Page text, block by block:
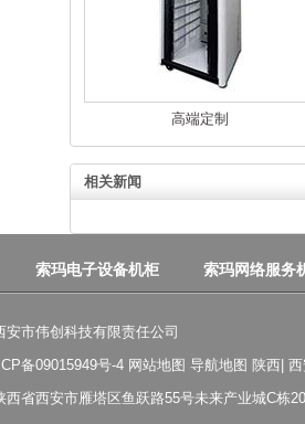
高端定制
相关新闻
索玛电子设备机柜 索玛网络服务
安市伟创科技有限责任公司
备09015949号-4 网站地图 导航地图 陕西
西省西安市雁塔区鱼跃路55号未来产业城C栋